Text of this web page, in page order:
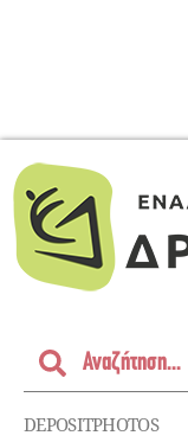
DEPOSITPHOTOS